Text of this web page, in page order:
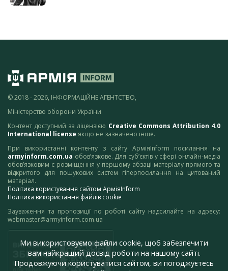
© 2018 - 2026, ІНФОРМАЦІЙНЕ АГЕНТСТВО,
Міністерство оборони України
Контент доступний за ліцензією Creative Commons Attribution 4.0
International license якщо не зазначено інше.
При використанні контенту з сайту АрміяInform посилання на
armyinform.com.ua обов’язкове. Для суб’єктів у сфері онлайн-медіа
обов’язковим є розміщення у першому абзаці матеріалу прямого та
відкритого для пошукових систем гіперпосилання на цитований
матеріал.
Політика користування сайтом АрміяInform
Політика використання файлів cookie
Зауваження та пропозиції по роботі сайту надсилайте на адресу:
webmaster@armyinform.com.ua
Ми використовуємо файли cookie, щоб забезпечити
вам найкращий досвід роботи на нашому сайті.
Продовжуючи користуватися сайтом, ви погоджуєтесь